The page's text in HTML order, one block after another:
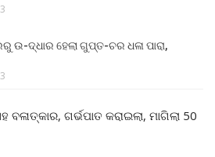
ଉ-ଦ୍ଧାର ହେଲା ଗୁପ୍ତ-ଚର ଧଳା ପାରା,
ଗର୍ଭପାତ କରାଇଲା, ମାଗିଲା 50